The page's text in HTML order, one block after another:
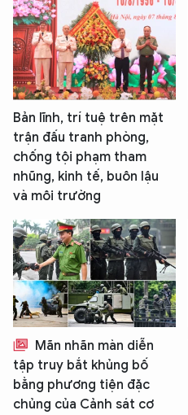
Bản lĩnh, trí tuệ trên mặt
trận đấu tranh phòng,
chống tội phạm tham
nhũng, kinh tế, buôn lậu
và môi trường
Mãn nhãn màn diễn
tập truy bắt khủng bố
bằng phương tiện đặc
chủng của Cảnh sát cơ